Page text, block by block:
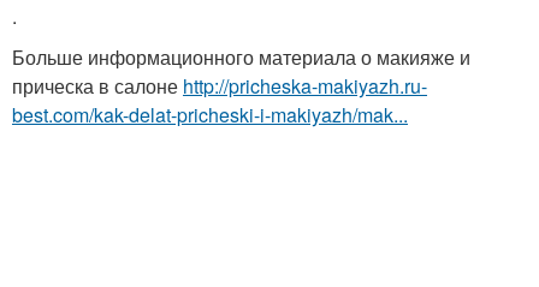
.
Больше информационного материала о макияже и
прическа в салоне http://pricheska-makiyazh.ru-
best.com/kak-delat-pricheski-i-makiyazh/mak...